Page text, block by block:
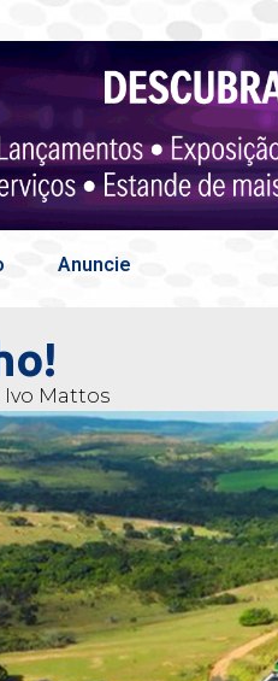
Anuncie
Ivo Mattos